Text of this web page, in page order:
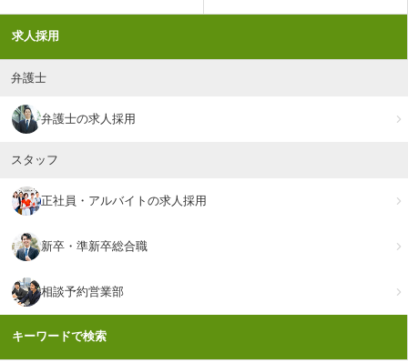
求人採用
弁護士
弁護士の求人採用
スタッフ
正社員・アルバイトの求人採用
新卒・準新卒総合職
相談予約営業部
キーワードで検索